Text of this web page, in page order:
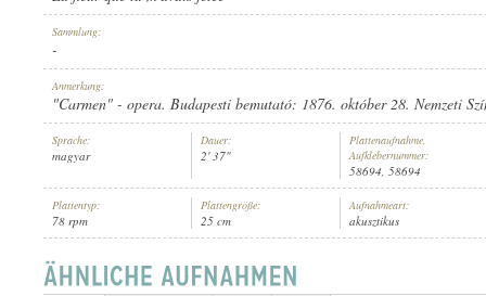
INTERPRET: KÖRNYEY BÉLA ,ISMERETLEN ZENEKAR
58694
Sammlung:
-
Anmerkung:
"Carmen" - opera. Budapesti bemutató: 1876. október 28. Nemzeti
Sprache:
magyar
Dauer:
2' 37"
Plattenaufnahme,
Aufklebernummer:
58694, 58694
Plattentyp:
78 rpm
Plattengröße:
25 cm
Aufnahmeart:
akusztikus